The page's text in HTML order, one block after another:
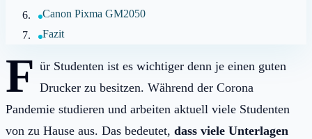
Canon Pixma GM2050
Fazit
F ür Studenten ist es wichtiger denn je einen guten
Drucker zu besitzen. Während der Corona
Pandemie studieren und arbeiten aktuell viele Studenten
von zu Hause aus. Das bedeutet, dass viele Unterlagen